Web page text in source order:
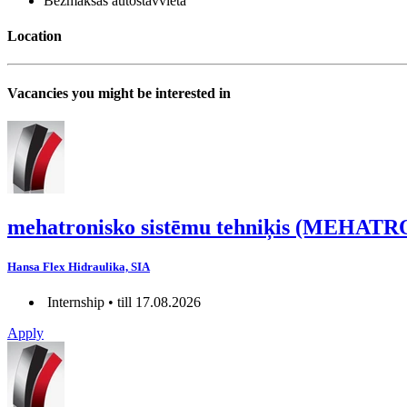
Location
Vacancies you might be interested in
mehatronisko sistēmu tehniķis
Hansa Flex Hidraulika, SIA
Internship • till 17.08.2026
Apply